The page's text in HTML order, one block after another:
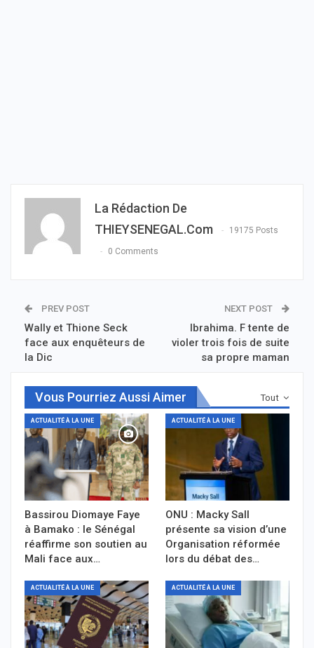
La Rédaction De
THIEYSENEGAL.com
19175 Posts
0 Comments
PREV POST
Wally et Thione Seck
face aux enquêteurs de
la Dic
NEXT POST
Ibrahima. F tente de
violer trois fois de suite
sa propre maman
Tout
Vous Pourriez Aussi Aimer
ACTUALITÉ À LA UNE
Bassirou Diomaye Faye
à Bamako : le Sénégal
réaffirme son soutien au
Mali face aux…
ACTUALITÉ À LA UNE
ONU : Macky Sall
présente sa vision d’une
Organisation réformée
lors du débat des…
ACTUALITÉ À LA UNE ACTUALITÉ À LA UNE